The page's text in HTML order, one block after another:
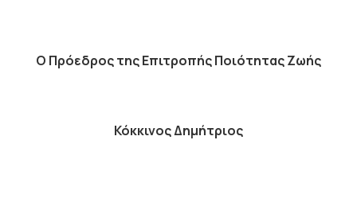
Ο Πρόεδροςτης Επιτροπής Ποιότητας Ζωής
Κόκκινος Δημήτριος